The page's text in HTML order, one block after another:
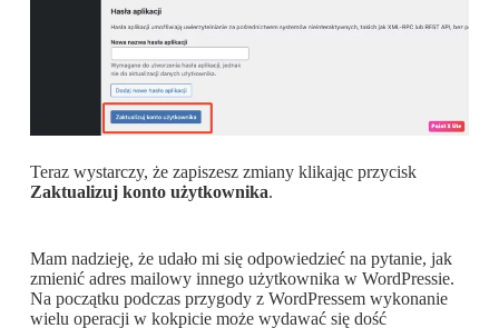
Teraz wystarczy, że zapiszesz zmiany klikając przycisk
Zaktualizuj konto użytkownika.
Mam nadzieję, że udało mi się odpowiedzieć na pytanie, jak
zmienić adres mailowy innego użytkownika w WordPressie.
Na początku podczas przygody z WordPressem wykonanie
wielu operacji w kokpicie może wydawać się dość